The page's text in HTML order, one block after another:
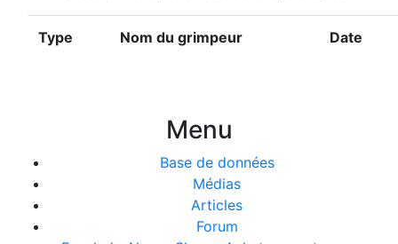
Type Nom du grimpeur Date
Menu
Base de données
Médias
Articles
Forum